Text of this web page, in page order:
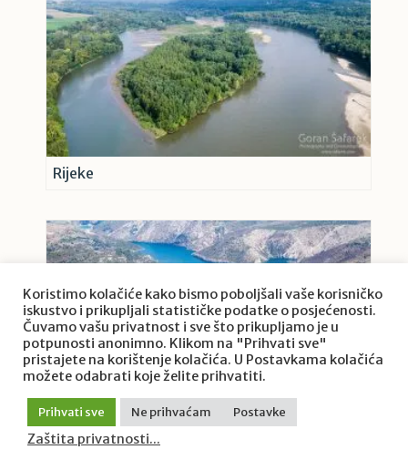
Rijeke
Koristimo kolačiće kako bismo poboljšali vaše korisničko
iskustvo i prikupljali statističke podatke o posjećenosti.
Čuvamo vašu privatnost i sve što prikupljamo je u
potpunosti anonimno. Klikom na "Prihvati sve"
pristajete na korištenje kolačića. U Postavkama kolačića
možete odabrati koje želite prihvatiti.
Prihvati sve Ne prihvaćam Postavke
Zaštita privatnosti...